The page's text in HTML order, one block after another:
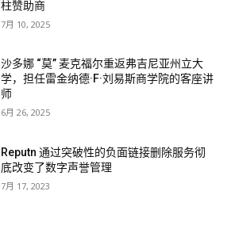
柱赞助商
7月 10, 2025
沙多娜 “莫” 麦克福尔重返弗吉尼亚州立大
学，担任雷金纳德·F·刘易斯商学院的客座讲
师
6月 26, 2025
Reputn 通过突破性的负面链接删除服务彻
底改变了数字声誉管理
7月 17, 2023